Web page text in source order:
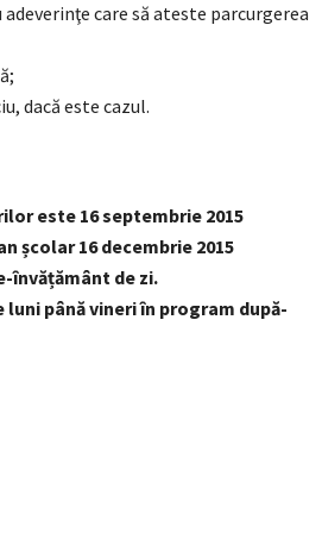
care să ateste parcurgerea
dacă este cazul.
este 16 septembrie 2015
școlar 16 decembrie 2015
învățământ de zi.
luni până vineri în program după-